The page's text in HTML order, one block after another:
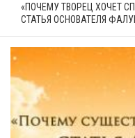
«ПОЧЕМУ ТВОРЕЦ ХОЧЕТ
СТАТЬЯ ОСНОВАТЕЛЯ